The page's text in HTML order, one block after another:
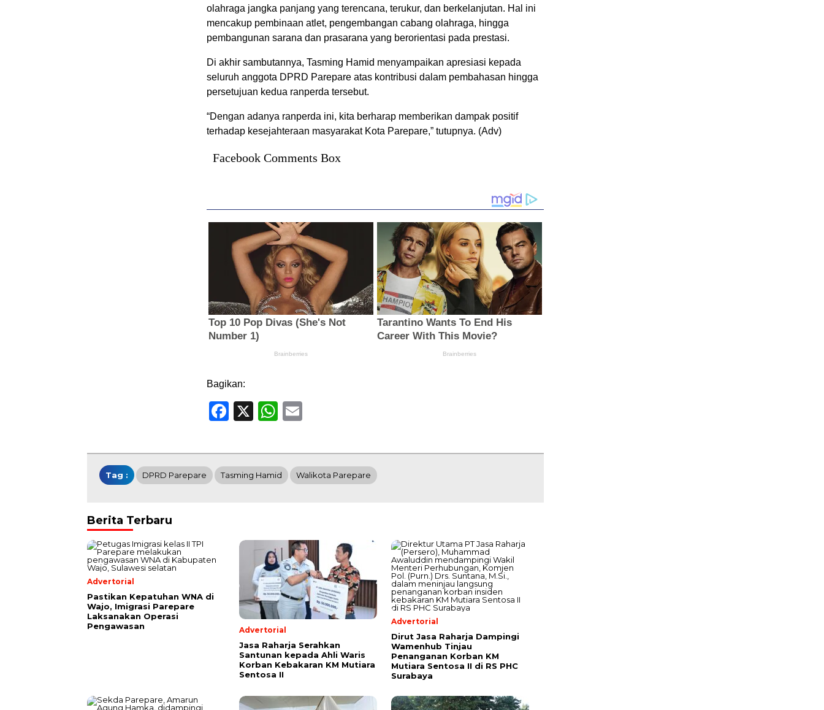
olahraga jangka panjang yang terencana, terukur, dan berkelanjutan. Hal ini
mencakup pembinaan atlet, pengembangan cabang olahraga, hingga
pembangunan sarana dan prasarana yang berorientasi pada prestasi.
Di akhir sambutannya, Tasming Hamid menyampaikan apresiasi kepada
seluruh anggota DPRD Parepare atas kontribusi dalam pembahasan hingga
persetujuan kedua ranperda tersebut.
“Dengan adanya ranperda ini, kita berharap memberikan dampak positif
terhadap kesejahteraan masyarakat Kota Parepare,” tutupnya. (Adv)
Facebook Comments Box
Bagikan:
Facebook
X WhatsApp
Tag : DPRD Parepare Tasming Hamid Walikota Parepare
Berita Terbaru
Advertorial
Pastikan Kepatuhan WNA di
Wajo, Imigrasi Parepare
Laksanakan Operasi
Pengawasan
Advertorial
Jasa Raharja Serahkan
Santunan kepada Ahli Waris
Korban Kebakaran KM Mutiara
Sentosa II
Advertorial
Dirut Jasa Raharja Dampingi
Wamenhub Tinjau
Penanganan Korban KM
Mutiara Sentosa II di RS PHC
Surabaya